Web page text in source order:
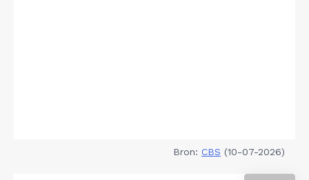
Bron: CBS (10-07-2026)